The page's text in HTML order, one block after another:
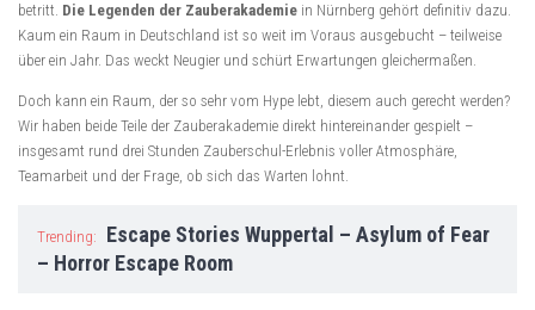
betritt. Die Legenden der Zauberakademie in Nürnberg gehört definitiv dazu.
Kaum ein Raum in Deutschland ist so weit im Voraus ausgebucht – teilweise
über ein Jahr. Das weckt Neugier und schürt Erwartungen gleichermaßen.
Doch kann ein Raum, der so sehr vom Hype lebt, diesem auch gerecht werden?
Wir haben beide Teile der Zauberakademie direkt hintereinander gespielt –
insgesamt rund drei Stunden Zauberschul-Erlebnis voller Atmosphäre,
Teamarbeit und der Frage, ob sich das Warten lohnt.
Trending:
Escape Stories Wuppertal – Asylum of Fear
– Horror Escape Room